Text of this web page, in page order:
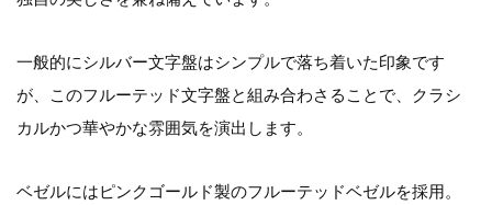
一般的にシルバー文字盤はシンプルで落ち着いた印象です
が、このフルーテッド文字盤と組み合わさることで、クラシ
カルかつ華やかな雰囲気を演出します。
ベゼルにはピンクゴールド製のフルーテッドベゼルを採用。